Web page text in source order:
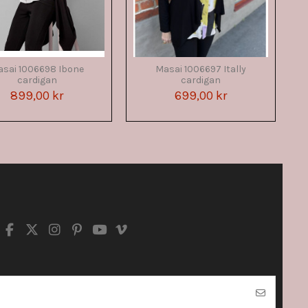
1006698 Ibone
cardigan
899,00 kr
Masai 1006697 Itally
cardigan
699,00 kr